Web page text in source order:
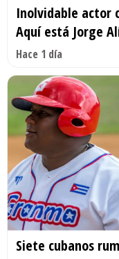
Inolvidable actor
Aquí está Jorge
Hace 1 día
Siete cubanos